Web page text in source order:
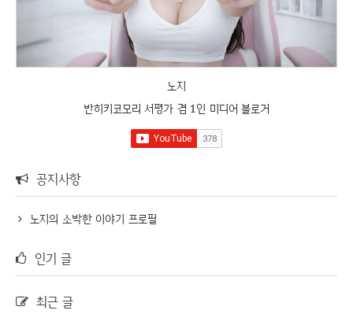
노지
반히키코모리 서평가 겸 1인 미디어 블로거
공지사항
노지의 소박한 이야기 프로필
인기 글
최근 글